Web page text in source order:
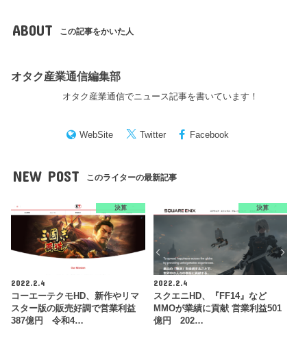
ABOUT この記事をかいた人
オタク産業通信編集部
オタク産業通信でニュース記事を書いています！
WebSite Twitter Facebook
NEW POST このライターの最新記事
決算
2022.2.4
コーエーテクモHD、新作やリマ
スター版の販売好調で営業利益
387億円 令和4…
決算
2022.2.4
スクエニHD、『FF14』など
MMOが業績に貢献 営業利益501
億円 202…